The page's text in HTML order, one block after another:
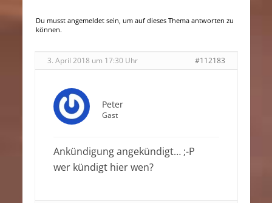
Du musst angemeldet sein, um auf dieses Thema antworten zu
können.
3. April 2018 um 17:30 Uhr #112183
Peter
Gast
Ankündigung angekündigt… ;-P
wer kündigt hier wen?